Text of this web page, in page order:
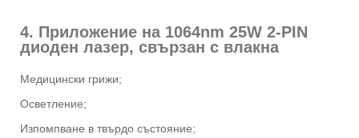
4. Приложение на 1064nm 25W 2-PIN
диоден лазер, свързан с влакна
Медицински грижи;
Осветление;
Изпомпване в твърдо състояние;